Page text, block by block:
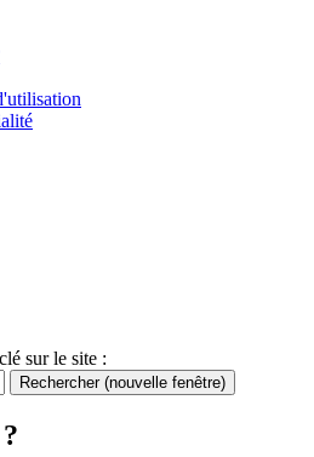
sur le site :
Rechercher (nouvelle fenêtre)